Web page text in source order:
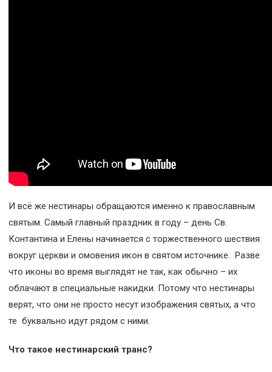
И всё же нестинары обращаются именно к православным
святым. Самый главный праздник в году – день Св.
Контантина и Елены начинается с торжественного шествия
вокруг церкви и омовения икон в святом источнике. Разве
что иконы во время выглядят не так, как обычно – их
облачают в специальные накидки. Потому что нестинары
верят, что они не просто несут изображения святых, а что
те буквально идут рядом с ними.
Что такое нестинарский транс?